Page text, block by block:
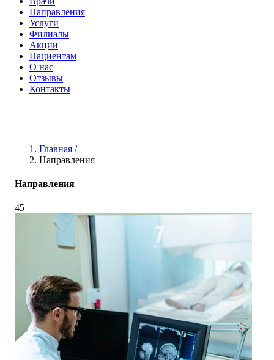
Направления
Услуги
Филиалы
Акции
Пациентам
О нас
Отзывы
Контакты
Главная /
Направления
Направления
45